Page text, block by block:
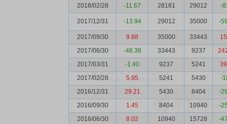
2018/02/28
-11.67 28181 29012 -
2017/12/31 -13.94 29012 35000 -
2017/09/30 9.88 35000 33443
2017/06/30
-48.38 33443 9237
2017/03/31
-1.40 9237 5241
2017/02/28
5.95 5241 5430
-
2016/12/31
29.21 5430 8404
-
2016/09/30
1.45 8404 10940
-
2016/06/30
8.02 10940 15728
-